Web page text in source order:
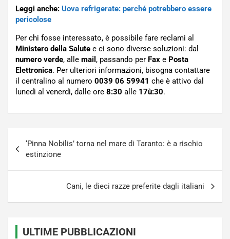
Leggi anche: Uova refrigerate: perché potrebbero essere
pericolose
Per chi fosse interessato, è possibile fare reclami al
Ministero della Salute e ci sono diverse soluzioni: dal
numero verde, alle mail , passando per Fax e Posta
Elettronica. Per ulteriori informazioni, bisogna contattare
il centralino al numero 0039 06 59941 che è attivo dal
lunedì al venerdì, dalle ore 8:30 alle 17ù:30.
articoli
‘Pinna Nobilis’ torna nel mare di Taranto: è a rischio
estinzione
Cani, le dieci razze preferite dagli italiani
ULTIME PUBBLICAZIONI